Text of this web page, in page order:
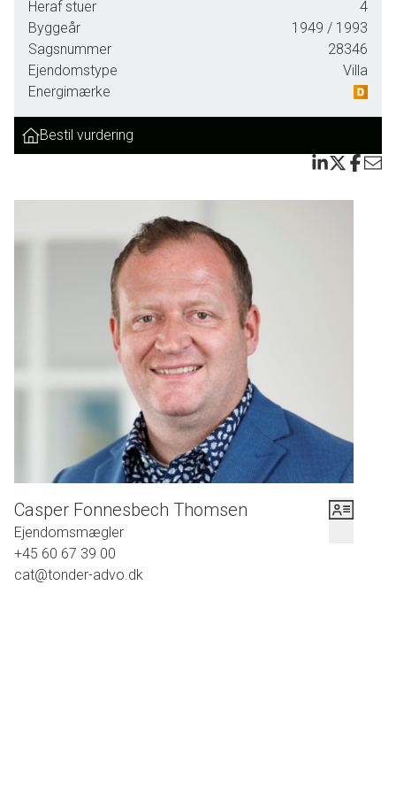
Heraf stuer
4
Byggeår
1949 / 1993
Sagsnummer
28346
Ejendomstype
Villa
Energimærke
Bestil vurdering
Casper Fonnesbech Thomsen
Ejendomsmægler
+45 60 67 39 00
cat@tonder-advo.dk